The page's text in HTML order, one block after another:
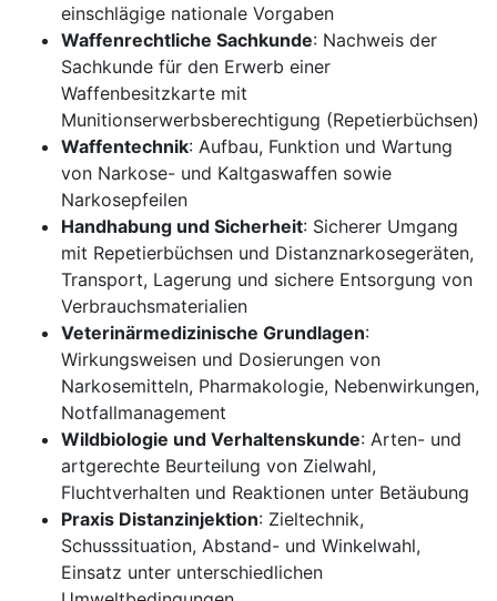
einschlägige nationale Vorgaben
Waffenrechtliche Sachkunde: Nachweis der
Sachkunde für den Erwerb einer
Waffenbesitzkarte mit
Munitionserwerbsberechtigung (Repetierbüchsen)
Waffentechnik: Aufbau, Funktion und Wartung
von Narkose- und Kaltgaswaffen sowie
Narkosepfeilen
Handhabung und Sicherheit: Sicherer Umgang
mit Repetierbüchsen und Distanznarkosegeräten,
Transport, Lagerung und sichere Entsorgung von
Verbrauchsmaterialien
Veterinärmedizinische Grundlagen:
Wirkungsweisen und Dosierungen von
Narkosemitteln, Pharmakologie, Nebenwirkungen,
Notfallmanagement
Wildbiologie und Verhaltenskunde: Arten- und
artgerechte Beurteilung von Zielwahl,
Fluchtverhalten und Reaktionen unter Betäubung
Praxis Distanzinjektion: Zieltechnik,
Schusssituation, Abstand- und Winkelwahl,
Einsatz unter unterschiedlichen